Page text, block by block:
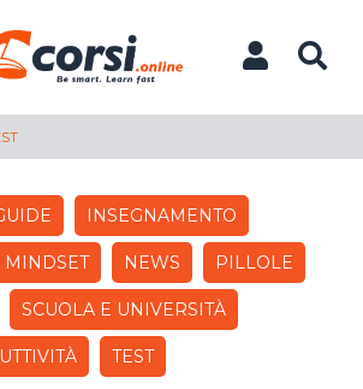
INSEGNAMENTO
MINDSET NEWS PILLOLE
SCUOLA E UNIVERSITÀ
TEST